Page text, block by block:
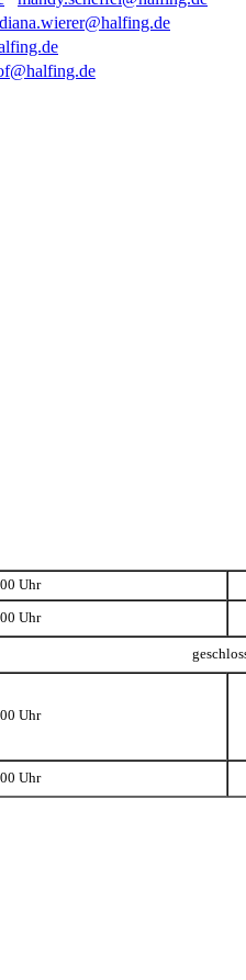
diana.wierer@halfing.de
Uhr
Uhr
Uhr
Uhr